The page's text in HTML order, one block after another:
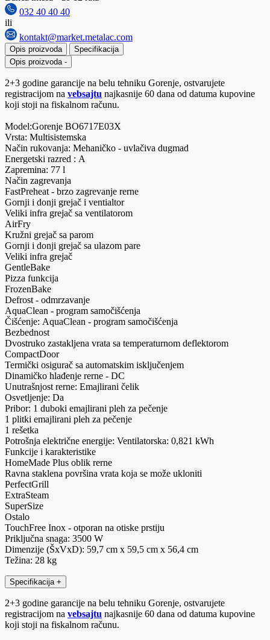
032 40 40 40
ili
kontakt@market.metalac.com
Opis proizvoda
Specifikacija
Opis proizvoda -
2+3 godine garancije na belu tehniku Gorenje, ostvarujete
registracijom na vebsajtu najkasnije 60 dana od datuma kupovine
koji stoji na fiskalnom računu.
Model:Gorenje BO6717E03X
Vrsta: Multisistemska
Način rukovanja: Mehaničko - uvlačiva dugmad
Energetski razred : A
Zapremina: 77 l
Način zagrevanja
FastPreheat - brzo zagrevanje rerne
Gornji i donji grejač i ventialtor
Veliki infra grejač sa ventilatorom
AirFry
Kružni grejač sa parom
Gornji i donji grejač sa ulazom pare
Veliki infra grejač
GentleBake
Pizza funkcija
FrozenBake
Defrost - odmrzavanje
AquaClean - program samočišćenja
Čišćenje: AquaClean - program samočišćenja
Bezbednost
Dvostruko zastakljena vrata sa temperaturnom deflektorom
CompactDoor
Termički osigurač sa automatskim isključenjem
Dinamičko hlađenje rerne - DC
Unutrašnjost rerne: Emajlirani čelik
Osvetljenje: Da
Pribor: 1 duboki emajlirani pleh za pečenje
1 plitki emajlirani pleh za pečenje
1 rešetka
Potrošnja električne energije: Ventilatorska: 0,821 kWh
Funkcije i karakteristike
HomeMade Plus oblik rerne
Ravna staklena površina vrata koja se može ukloniti
PerfectGrill
ExtraSteam
SuperSize
Ostalo
TouchFree Inox - otporan na otiske prstiju
Priključna snaga: 3500 W
Dimenzije (ŠxVxD): 59,7 cm x 59,5 cm x 56,4 cm
Težina: 28 kg
Specifikacija +
2+3 godine garancije na belu tehniku Gorenje, ostvarujete
registracijom na vebsajtu najkasnije 60 dana od datuma kupovine
koji stoji na fiskalnom računu.